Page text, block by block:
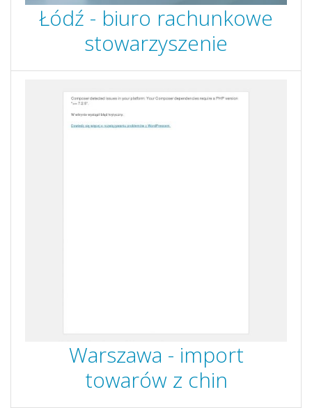
Łódź - biuro rachunkowe
stowarzyszenie
Warszawa - import
towarów z chin